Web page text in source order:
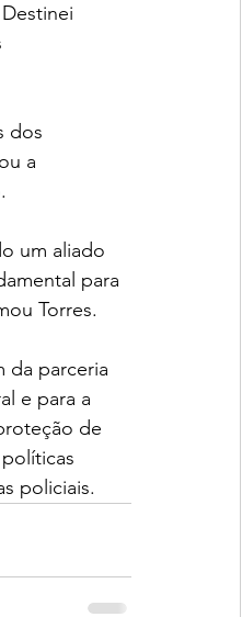
dos
a
um aliado
para
Torres.
da parceria
e para a
de
policiais.